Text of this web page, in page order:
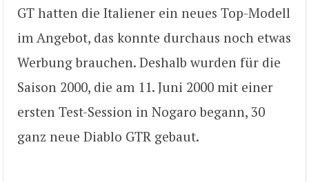
GT hatten die Italiener ein neues Top-Modell
im Angebot, das konnte durchaus noch etwas
Werbung brauchen. Deshalb wurden für die
Saison 2000, die am 11. Juni 2000 mit einer
ersten Test-Session in Nogaro begann, 30
ganz neue Diablo GTR gebaut.